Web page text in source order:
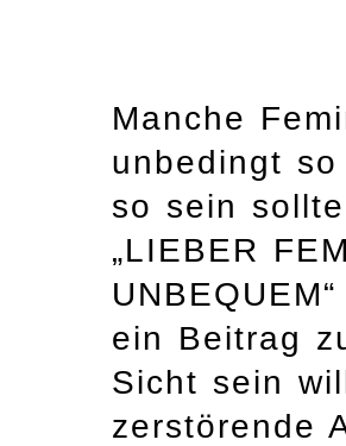
Manche
unbedingt
so sein
„LIEBER
ein Beitrag
Sicht sein
zerstörende